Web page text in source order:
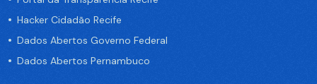
Hacker Cidadão Recife
Dados Abertos Governo Federal
Dados Abertos Pernambuco